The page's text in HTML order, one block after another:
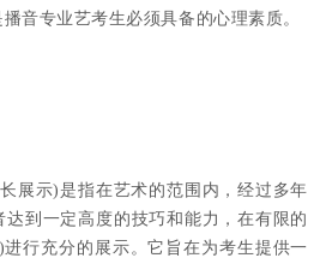
音专业艺考生必须具备的心理素质。
展示)是指在艺术的范围内，经过多年
到一定高度的技巧和能力，在有限的
行充分的展示。它旨在为考生提供一